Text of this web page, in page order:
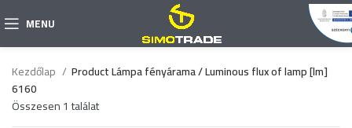
MENU
Kezdőlap
Product Lámpa fényárama / Luminous flux of lamp [lm]
6160
Összesen 1 találat